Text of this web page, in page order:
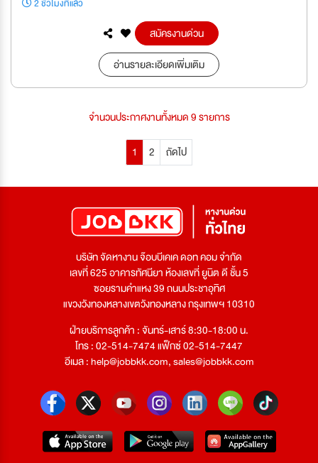
2 ชั่วโมงที่แล้ว
สมัครงานด่วน
อ่านรายละเอียดเพิ่มเติม
จำนวนประกาศงานทั้งหมด 9 รายการ
1 2 ถัดไป
บริษัท จัดหางาน จ๊อบบีเคเค ดอท คอม จำกัด
เลขที่ 625 อาคารทัศนียา ห้องเลขที่ ยูนิต ดี ชั้น 5
ซอยรามคำแหง 39 ถนนประชาอุทิศ
แขวงวังทองหลางเขตวังทองหลาง กรุงเทพฯ 10310
ฝ่ายบริการลูกค้า : จันทร์-เสาร์ 8:30-18:00 น.
โทร : 02-514-7474 แฟ็กซ์ 02-514-7447
อีเมล :help@jobbkk.com,sales@jobbkk.com